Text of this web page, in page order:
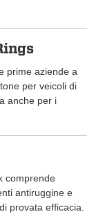
prime aziende a
per veicoli di
anche per i
comprende
antiruggine e
provata efficacia.